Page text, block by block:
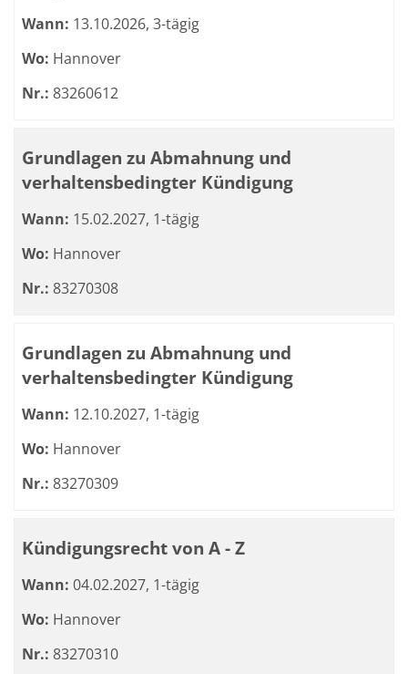
Wann: 13.10.2026, 3-tägig
Wo: Hannover
Nr.: 83260612
Grundlagen zu Abmahnung und
verhaltensbedingter Kündigung
Wann: 15.02.2027, 1-tägig
Wo: Hannover
Nr.: 83270308
Grundlagen zu Abmahnung und
verhaltensbedingter Kündigung
Wann: 12.10.2027, 1-tägig
Wo: Hannover
Nr.: 83270309
Kündigungsrecht von A - Z
Wann: 04.02.2027, 1-tägig
Wo: Hannover
Nr.: 83270310